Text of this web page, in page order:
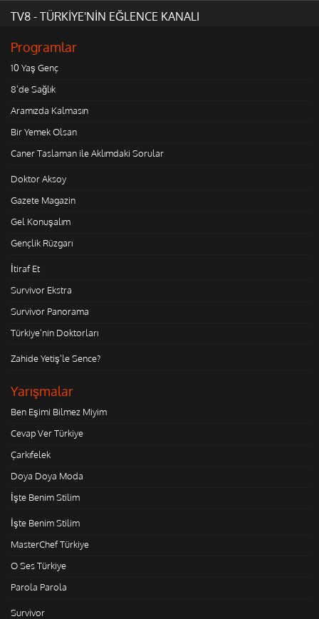
TV8 - TÜRKİYE'NİN EĞLENCE KANALI
Programlar
10 Yaş Genç
8'de Sağlık
Aramızda Kalmasın
Bir Yemek Olsan
Caner Taslaman ile Aklımdaki Sorular
Doktor Aksoy
Gazete Magazin
Gel Konuşalım
Gençlik Rüzgarı
İtiraf Et
Survivor Ekstra
Survivor Panorama
Türkiye'nin Doktorları
Zahide Yetiş'le Sence?
Yarışmalar
Ben Eşimi Bilmez Miyim
Cevap Ver Türkiye
Çarkıfelek
Doya Doya Moda
İşte Benim Stilim
İşte Benim Stilim
MasterChef Türkiye
O Ses Türkiye
Parola Parola
Survivor